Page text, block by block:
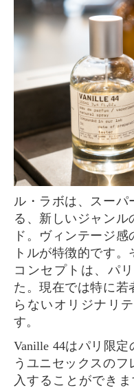
ル・ラボは、スーパーラグジュアリーとも言われ
る、新しいジャンル
ド。ヴィンテージ
トルが特徴的です
コンセプトは、パ
た。現在では特に若
らないオリジナリ
す。
Vanille 44はパリ限定の香り。女性にも男性にも合
うユニセックスの
入することができま